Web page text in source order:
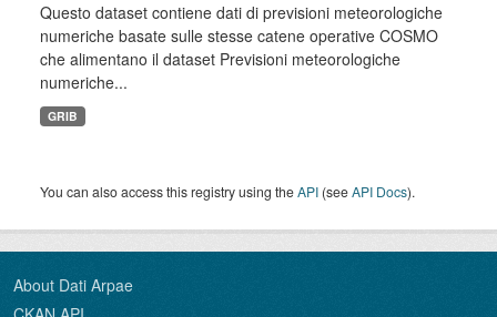
Questo dataset contiene dati di previsioni meteorologiche
numeriche basate sulle stesse catene operative COSMO
che alimentano il dataset Previsioni meteorologiche
numeriche...
GRIB
You can also access this registry using theAPI (seeAPI Docs).
About Dati Arpae